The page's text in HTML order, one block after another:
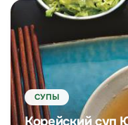
СУПЫ
Корейский суп